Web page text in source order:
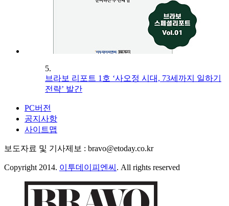
5.
브라보 리포트 1호 ‘사오정 시대, 73세까지 일하기
전략’ 발간
PC버전
공지사항
사이트맵
보도자료 및 기사제보 : bravo@etoday.co.kr
Copyright 2014. 이투데이피엔씨 . All rights reserved